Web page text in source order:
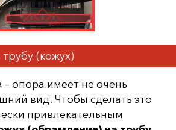
(кожух)
опора имеет не очень
вид. Чтобы сделать это
привлекательным